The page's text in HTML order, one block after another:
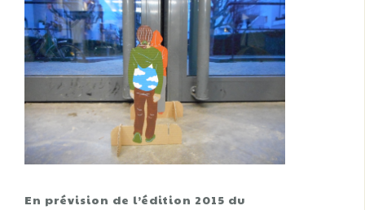
En prévision de l’édition 2015 du